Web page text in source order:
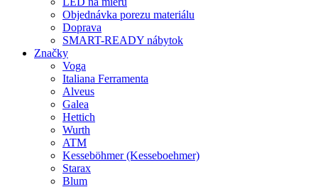
Objednávka porezu materiálu
Doprava
SMART-READY nábytok
Značky
Voga
Italiana Ferramenta
Alveus
Galea
Hettich
Wurth
ATM
Kesseböhmer (Kesseboehmer)
Starax
Blum